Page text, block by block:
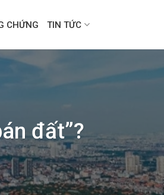
CHỨNG TIN TỨC
đất”?